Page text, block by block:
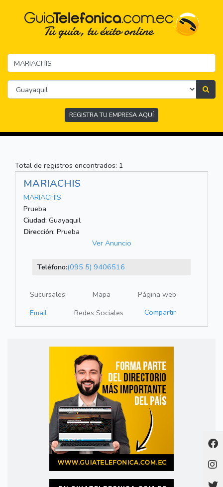
REGISTRA TU EMPRESA AQUÍ
Total de registros encontrados: 1
MARIACHIS
MARIACHIS
Prueba
Ciudad: Guayaquil
Dirección: Prueba
Ver Anuncio
Teléfono:(095 5) 9406516
Sucursales Mapa
Página web
Email
Redes Sociales Compartir